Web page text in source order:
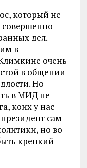
который не
совершенно
дел.
в
очень
в общении
Но
в МИД не
коих у нас
сам
но во
крепкий